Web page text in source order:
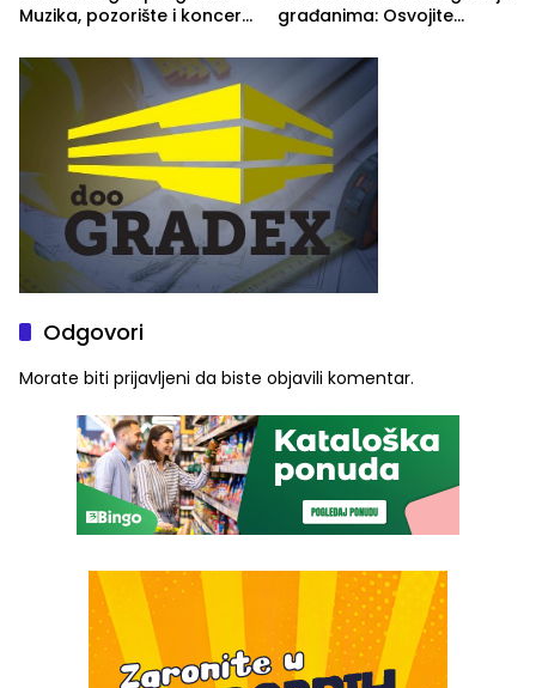
Muzika, pozorište i koncert
građanima: Osvojite
Graše
Odgovori
Morate biti prijavljeni da biste objavili komentar.